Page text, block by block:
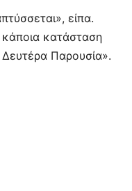
είπα.
κάποια κατάσταση
Δευτέρα Παρουσία».